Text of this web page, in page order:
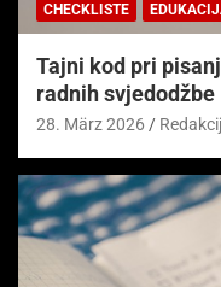
CHECKLISTE
Tajni kod pri
radnih
28. März 2026